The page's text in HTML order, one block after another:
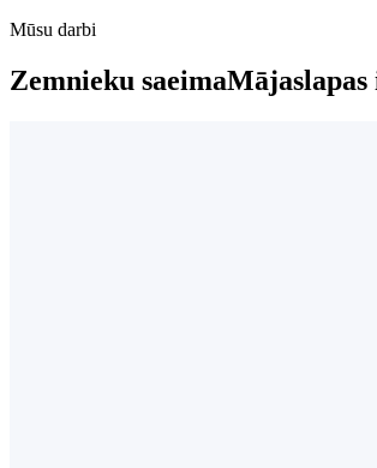
Mūsu darbi
Zemnieku saeimaMājaslapas